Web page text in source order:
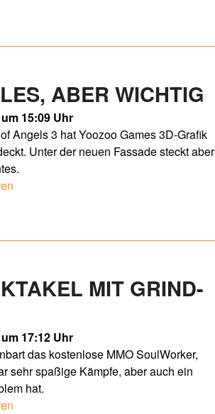
ABER WICHTIG
15:09 Uhr
Angels 3 hat Yoozoo Games 3D-Grafik
Unter der neuen Fassade steckt aber
MIT GRIND-
17:12 Uhr
das kostenlose MMO SoulWorker,
sehr spaßige Kämpfe, aber auch ein
hat.